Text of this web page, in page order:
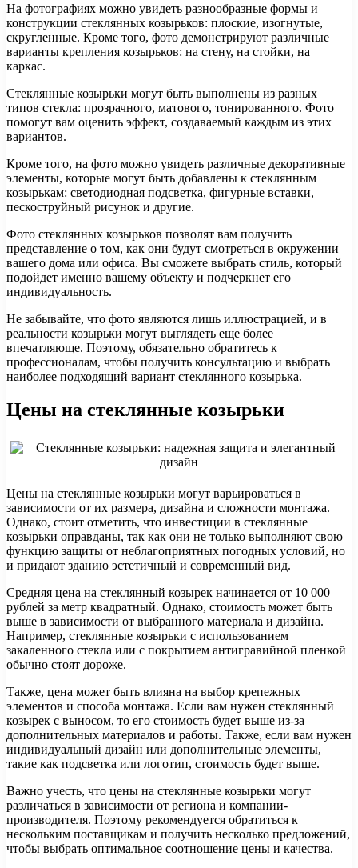
На фотографиях можно увидеть разнообразные формы и
конструкции стеклянных козырьков: плоские, изогнутые,
скругленные. Кроме того, фото демонстрируют различные
варианты крепления козырьков: на стену, на стойки, на
каркас.
Стеклянные козырьки могут быть выполнены из разных
типов стекла: прозрачного, матового, тонированного. Фото
помогут вам оценить эффект, создаваемый каждым из этих
вариантов.
Кроме того, на фото можно увидеть различные декоративные
элементы, которые могут быть добавлены к стеклянным
козырькам: светодиодная подсветка, фигурные вставки,
пескоструйный рисунок и другие.
Фото стеклянных козырьков позволят вам получить
представление о том, как они будут смотреться в окружении
вашего дома или офиса. Вы сможете выбрать стиль, который
подойдет именно вашему объекту и подчеркнет его
индивидуальность.
Не забывайте, что фото являются лишь иллюстрацией, и в
реальности козырьки могут выглядеть еще более
впечатляюще. Поэтому, обязательно обратитесь к
профессионалам, чтобы получить консультацию и выбрать
наиболее подходящий вариант стеклянного козырька.
Цены на стеклянные козырьки
Цены на стеклянные козырьки могут варьироваться в
зависимости от их размера, дизайна и сложности монтажа.
Однако, стоит отметить, что инвестиции в стеклянные
козырьки оправданы, так как они не только выполняют свою
функцию защиты от неблагоприятных погодных условий, но
и придают зданию эстетичный и современный вид.
Средняя цена на стеклянный козырек начинается от 10 000
рублей за метр квадратный. Однако, стоимость может быть
выше в зависимости от выбранного материала и дизайна.
Например, стеклянные козырьки с использованием
закаленного стекла или с покрытием антигравийной пленкой
обычно стоят дороже.
Также, цена может быть влияна на выбор крепежных
элементов и способа монтажа. Если вам нужен стеклянный
козырек с выносом, то его стоимость будет выше из-за
дополнительных материалов и работы. Также, если вам нужен
индивидуальный дизайн или дополнительные элементы,
такие как подсветка или логотип, стоимость будет выше.
Важно учесть, что цены на стеклянные козырьки могут
различаться в зависимости от региона и компании-
производителя. Поэтому рекомендуется обратиться к
нескольким поставщикам и получить несколько предложений,
чтобы выбрать оптимальное соотношение цены и качества.